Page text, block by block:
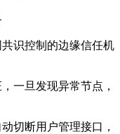
识控制的边缘信任机
一旦发现异常节点，
切断用户管理接口，